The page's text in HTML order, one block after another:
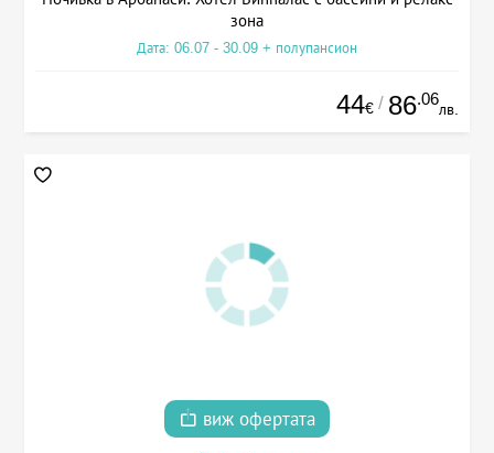
зона
Дата: 06.07 - 30.09 + полупансион
44€ / 86.06
лв.
виж офертата